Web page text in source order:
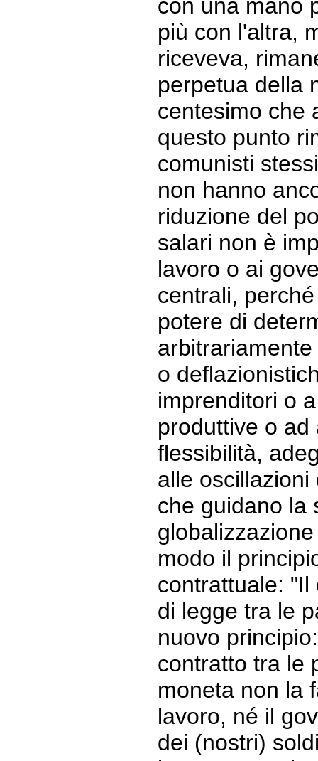
con una mano
più con l'altra,
riceveva,
perpetua della
centesimo che
questo punto
comunisti
non hanno
riduzione del
salari non è
lavoro o ai
centrali,
potere di
o
imprenditori o
produttive o ad
flessibilità,
alle
che guidano la
modo il
contrattuale:
di legge tra le
nuovo
contratto tra le
moneta non la
lavoro, né il
dei (nostri)